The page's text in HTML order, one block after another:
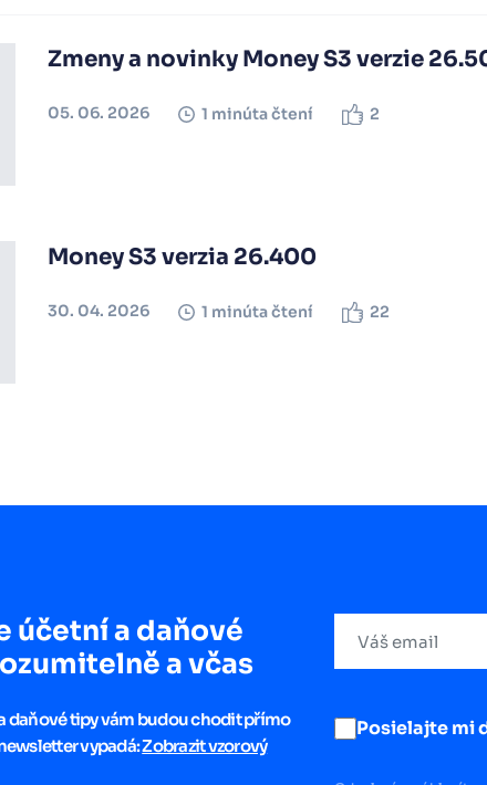
Zmeny a novinky Money S3 verzie
05. 06. 2026 1 minúta čtení 2
Money S3 verzia 26.400
30. 04. 2026 1 minúta čtení 22
účetní a daňové
a včas
daňové tipy vám budou chodit přímo
vypadá:Zobrazit vzorový
Posielajte mi